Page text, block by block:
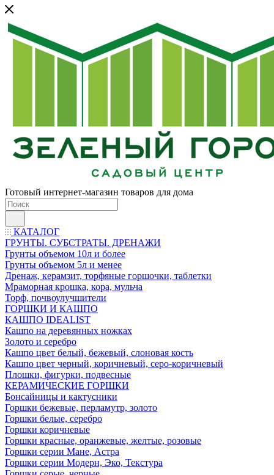
Готовый интернет-магазин товаров для дома
КАТАЛОГ
ГРУНТЫ. СУБСТРАТЫ. ДРЕНАЖИ
Грунты объемом 10л и более
Грунты объемом 5л и менее
Дренаж, керамзит, торфяные горшочки, таблетки
Мраморная крошка, кора, мульча
Торф, почвоулучшители
ГОРШКИ И КАШПО
КАШПО IDEALIST
Кашпо на деревянных ножках
Золото и серебро
Кашпо цвет белый, бежевый, слоновая кость
Кашпо цвет черный, коричневый, серо-коричневый
Плошки, фигурки, подвесные
КЕРАМИЧЕСКИЕ ГОРШКИ
Бонсайницы и кактусники
Горшки бежевые, перламутр, золото
Горшки белые, серебро
Горшки коричневые
Горшки красные, оранжевые, желтые, розовые
Горшки серии Мане, Астра
Горшки серии Модерн, Эко, Текстура